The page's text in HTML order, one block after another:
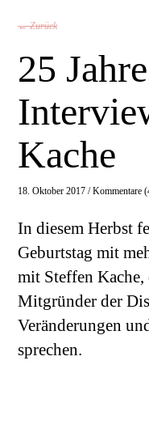
← Zurück
25
Kache
18. Oktober 2017 /Kommentare
In diesem Herbst
Geburtstag mit
mit Steffen Kache,
Mitgründer der
Veränderungen
sprechen.